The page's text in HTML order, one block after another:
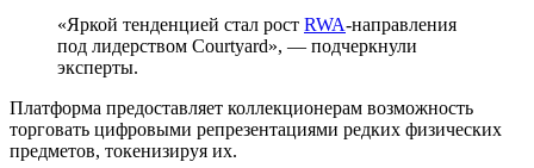
«Яркой тенденцией стал рост RWA-направления
под лидерством Courtyard», — подчеркнули
эксперты.
Платформа предоставляет коллекционерам возможность
торговать цифровыми репрезентациями редких физических
предметов, токенизируя их.